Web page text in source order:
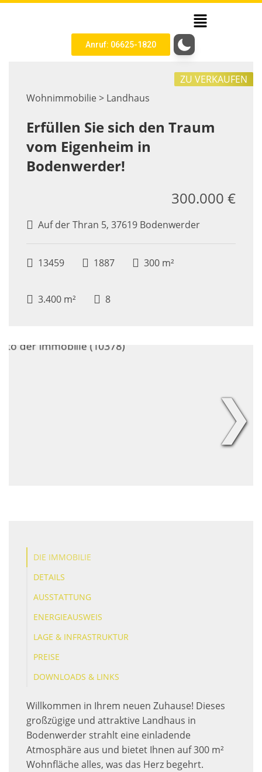
Anruf: 06625-1820
Wohnimmobilie > Landhaus
ZU VERKAUFEN
Erfüllen Sie sich den Traum
vom Eigenheim in
Bodenwerder!
Auf der Thran 5, 37619 Bodenwerder
300.000 €
13459 1887 300 m²
3.400 m² 8
❯
DIE IMMOBILIE
DETAILS
AUSSTATTUNG
ENERGIEAUSWEIS
LAGE & INFRASTRUKTUR
PREISE
DOWNLOADS & LINKS
Willkommen in Ihrem neuen Zuhause! Dieses
großzügige und attraktive Landhaus in
Bodenwerder strahlt eine einladende
Atmosphäre aus und bietet Ihnen auf 300 m²
Wohnfläche alles, was das Herz begehrt.